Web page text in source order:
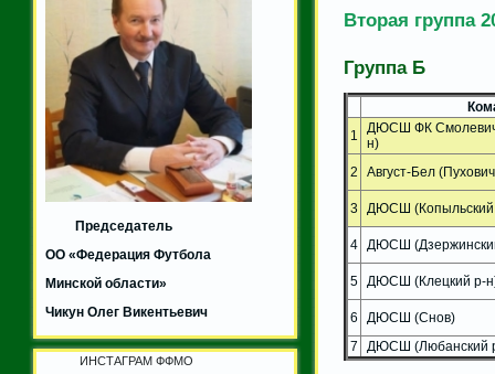
Председатель
ОО «Федерация Футбола
Минской области»
Чикун Олег Викентьевич
ИНСТАГРАМ ФФМО
Вторая группа
Группа Б
1
ДЮСШ ФК
н)
2
Август-Бел
3 ДЮСШ (Копыльский
4 ДЮСШ
5 ДЮСШ (Клецкий р-
6
ДЮСШ (Снов)
7
ДЮСШ (Любанский